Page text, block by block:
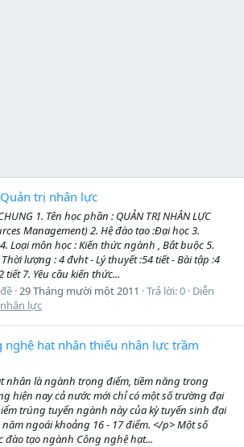
trị nhân lực
1. Tên học phần : QUẢN TRỊ NHÂN LỰC
Management) 2. Hệ đào tạo :Đại học 3.
Loại môn học : Kiến thức ngành , Bắt buộc 5.
Thời lượng : 4 đvht - Lý thuyết :54 tiết - Bài tập :4
tiết 7. Yêu cầu kiến thức...
29 Tháng mười một 2011 Trả lời: 0 Diễn
lực
nghệ hạt nhân thiếu nhân lực trầm
nhân là ngành trọng điểm, tiềm năng trong
hiện nay cả nước mới chỉ có một số trường đại
trúng tuyển ngành này của kỳ tuyển sinh đại
ngoái khoảng 16 - 17 điểm. </p> Một số
đào tạo ngành Công nghệ hạt...